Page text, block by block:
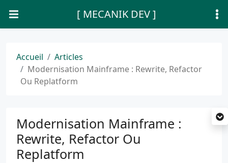
[ MECANIK DEV ]
Accueil
Articles
Modernisation Mainframe : Rewrite, Refactor
Ou Replatform
Modernisation Mainframe :
Rewrite, Refactor Ou
Replatform